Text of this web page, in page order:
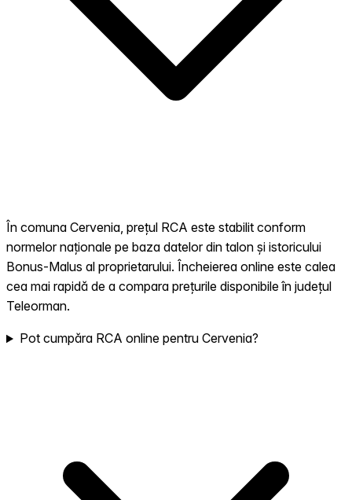
În comuna Cervenia, prețul RCA este stabilit conform
normelor naționale pe baza datelor din talon și istoricului
Bonus-Malus al proprietarului. Încheierea online este calea
cea mai rapidă de a compara prețurile disponibile în județul
Teleorman.
Pot cumpăra RCA online pentru Cervenia?